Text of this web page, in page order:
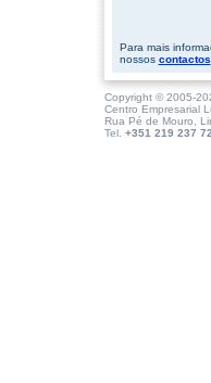
Para mais
nossos contactos
Copyright © 2005-
Centro Empresarial
Rua Pé de Mouro,
Tel. +351 219 237